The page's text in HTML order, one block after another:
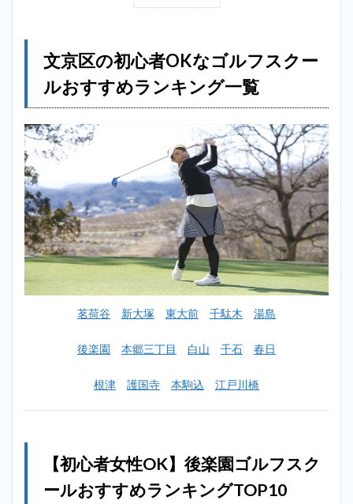
者
なゴ
すめ
キン
グ一
覧
2
【初心
者女性
OK】
ゴルフ
ルおす
すめラ
グ
エブ
リデ
イゴ
ルフ
文京区の初心者OKなゴルフスクー
ルおすすめランキング一覧
茗荷谷 新大塚 東大前 千駄木 湯島
後楽園 本郷三丁目 白山 千石 春日
根津 護国寺 本駒込 江戸川橋
【初心者女性OK】後楽園ゴルフスク
ールおすすめランキングTOP10